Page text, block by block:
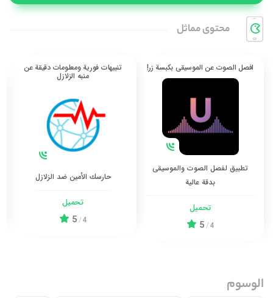
محتوی مماثل
افصل الصوت عن الموسيقى بكبسة زر!
تطبيق لفصل الصوت والموسيقى
بدقة عالية
تحميل
4
/
5
تنبيهات فورية ومعلومات دقيقة عن
منبه الزلازل
حارسك الأمين ضد الزلازل
تحميل
4
/
5
الوسوم